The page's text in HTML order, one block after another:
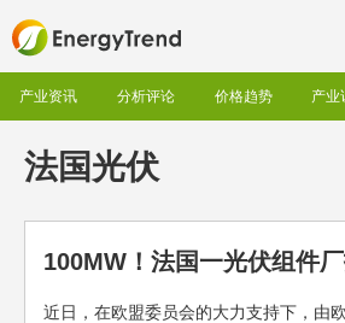
产业资讯 分析评论 价格趋势 产业
法国光伏
100MW！法国一光伏组件
近日，在欧盟委员会的大力支持下，由